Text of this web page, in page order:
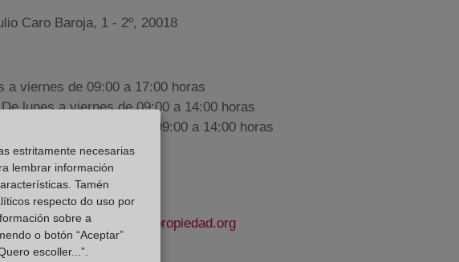
Caro Baroja, 1 - 2º, 20018
a viernes de 09:00 a 17:00 horas
lunes a viernes de 09:00 a 14:00 horas
24 y 31 de diciembre de 09:00 a 14:00 horas
contacto:
31 67 04
Registrador:
estritamente necesarias
lembrar información
Tamén
respecto do uso por
sobre a
o botón “Aceptar”
escoller...”.